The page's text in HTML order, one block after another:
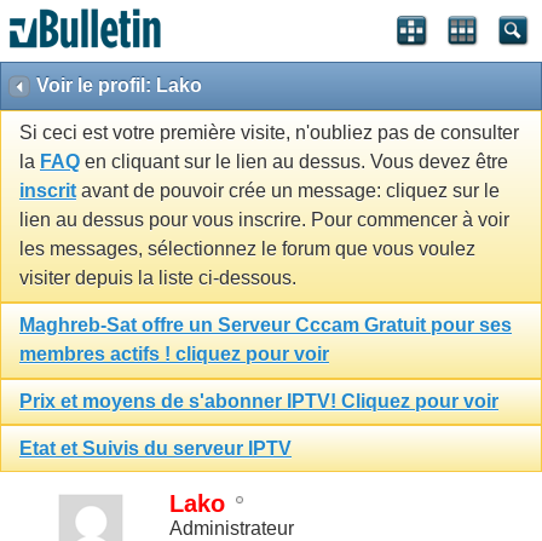
Voir le profil: Lako
Si ceci est votre première visite, n'oubliez pas de consulter
la FAQ en cliquant sur le lien au dessus. Vous devez être
inscrit avant de pouvoir crée un message: cliquez sur le
lien au dessus pour vous inscrire. Pour commencer à voir
les messages, sélectionnez le forum que vous voulez
visiter depuis la liste ci-dessous.
Maghreb-Sat offre un Serveur Cccam Gratuit pour ses
membres actifs ! cliquez pour voir
Prix et moyens de s'abonner IPTV! Cliquez pour voir
Etat et Suivis du serveur IPTV
Lako
Administrateur